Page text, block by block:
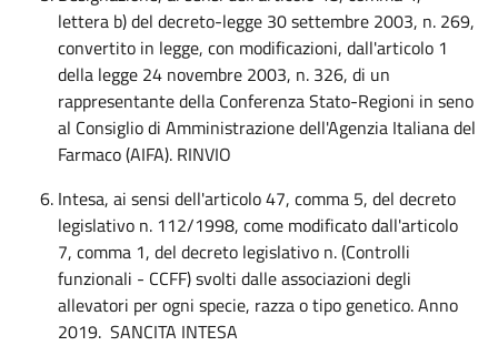
lettera b) del decreto-legge 30 settembre 2003, n. 269,
convertito in legge, con modificazioni, dall'articolo 1
della legge 24 novembre 2003, n. 326, di un
rappresentante della Conferenza Stato-Regioni in seno
al Consiglio di Amministrazione dell'Agenzia Italiana del
Farmaco (AIFA). RINVIO
Intesa, ai sensi dell'articolo 47, comma 5, del decreto
legislativo n. 112/1998, come modificato dall'articolo
7, comma 1, del decreto legislativo n. (Controlli
funzionali - CCFF) svolti dalle associazioni degli
allevatori per ogni specie, razza o tipo genetico. Anno
2019. SANCITA INTESA